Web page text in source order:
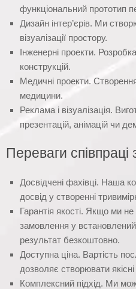
функціональний прототип
Дизайн інтер’єрів. Ми
візуалізації простору.
Інженерні проекти.
конструкцій.
Медичні проекти.
медицини.
Реклама і візуалізація.
презентацій, анімацій чи
Переваги
Досвідчені фахівці. Наша
досвід у створенні
Гарантія якості. Якщо ми
замовлення у
результат безкоштовно.
Доступна ціна. Вартість
дозволяє створювати
Комплексний підхід. Ми